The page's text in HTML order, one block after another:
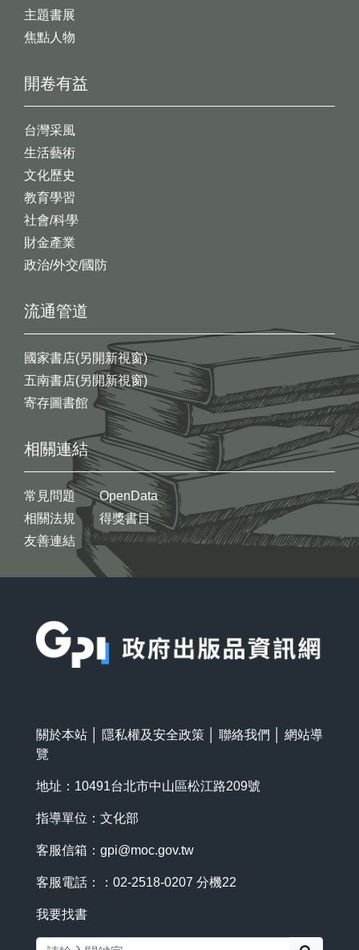
開卷有益
台灣采風
生活藝術
文化歷史
教育學習
社會/科學
財金產業
政治/外交/國防
主題書展
焦點人物
流通管道
國家書店(另開新視窗)
五南書店(另開新視窗)
寄存圖書館
相關連結
常見問題
相關法規
友善連結
OpenData
得獎書目
關於本站 隱私權及安全政策 聯絡我們
網站導
覽
地址：10491台北市中山區松江路209號
指導單位：文化部
客服信箱： gpi@moc.gov.tw
客服電話：：02-2518-0207 分機22
我要找書